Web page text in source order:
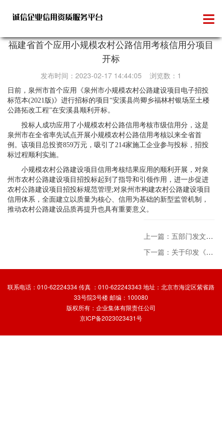
信用承诺
福建省首个应用小规模农村公路信用考核信用分项目
开标
发布时间：2023-02-17 14:44:05 浏览数：1
日前，泉州市首个应用《泉州市小规模农村公路建设项目电子招投
标范本(2021版)》进行招标的项目“安溪县尚卿乡福林村银场至土楼
公路拓改工程”在安溪县顺利开标。
投标人成功应用了小规模农村公路信用考核市级信用分，这是
泉州市在全省率先试点开展小规模农村公路信用考核以来全省首
例。该项目总投资859万元，吸引了214家施工企业参与投标，招投
标过程顺利实施。
小规模农村公路建设项目信用考核结果应用的顺利开展，对泉
州市农村公路建设项目招投标起到了指导和引领作用，进一步促进
农村公路建设项目招投标规范管理;对泉州市构建农村公路建设项目
信用体系，全面建立以质量为核心、信用为基础的新型监管机制，
推动农村公路建设品质再提升也具有重要意义。
上一篇：五部门发文提升债券市场信用评级质量 发挥机构“看门人”作用
下一篇：关于印发《陕西省“十四五”社会信用体系建设规划》的通知
联系电话：010-62224334 传真 ：010-622243343 地址：北京市海淀区紫雀路
33号院3号楼 邮编：100080
版权所有：企业集体有限责任公司
京ICP备2023023431号